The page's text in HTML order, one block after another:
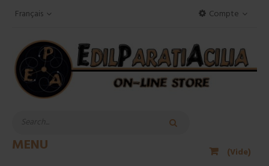
Compte
Français
(Vide)
MENU